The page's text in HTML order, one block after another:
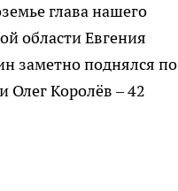
глава нашего
области Евгения
заметно поднялся по
Олег Королёв – 42